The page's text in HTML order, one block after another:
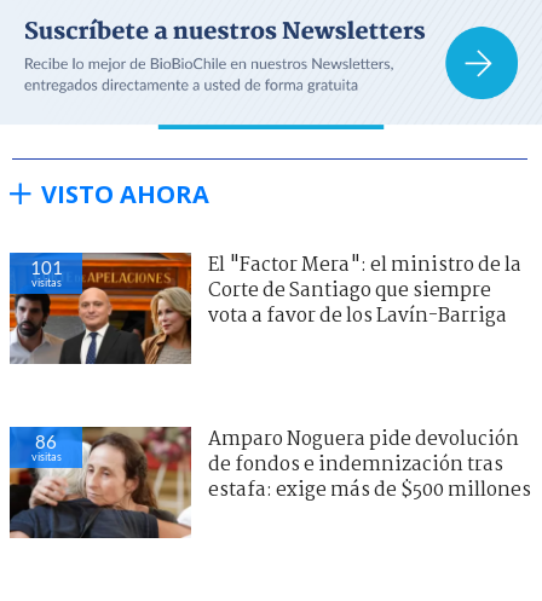
VISTO AHORA
101
visitas
El "Factor Mera": el ministro de la
Corte de Santiago que siempre
vota a favor de los Lavín-Barriga
86
visitas
Amparo Noguera pide devolución
de fondos e indemnización tras
estafa: exige más de $500 millones